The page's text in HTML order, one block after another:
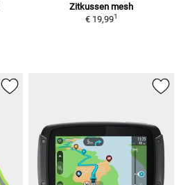
Zitkussen mesh
€ 19,991